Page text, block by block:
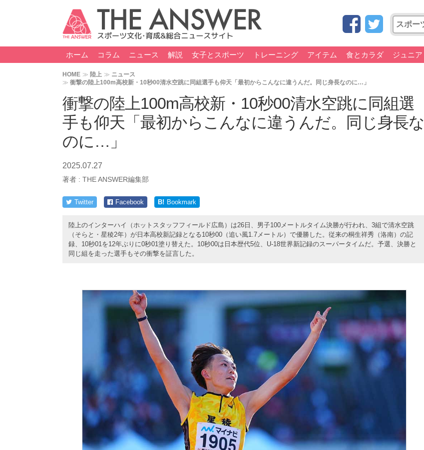
ホーム コラム ニュース 解説 女子とスポーツ トレーニング アイテム 食とカラダ ジュニア
HOME 陸上
ニュース
衝撃の陸上100m高校新・10秒00清水空跳に同組選手も仰天「最初からこんなに違うんだ。同じ身長なのに…」
衝撃の陸上100m高校新・10秒00清水空跳に同組選
手も仰天「最初からこんなに違うんだ。同じ身長な
のに…」
2025.07.27
著者 : THE ANSWER編集部
Twitter Facebook B! Bookmark
陸上のインターハイ（ホットスタッフフィールド広島）は26日、男子100メートルタイム決勝が行われ、3組で清水空跳
（そらと・星稜2年）が日本高校新記録となる10秒00（追い風1.7メートル）で優勝した。従来の桐生祥秀（洛南）の記
録、10秒01を12年ぶりに0秒01塗り替えた。10秒00は日本歴代5位、U-18世界新記録のスーパータイムだ。予選、決勝と
同じ組を走った選手もその衝撃を証言した。